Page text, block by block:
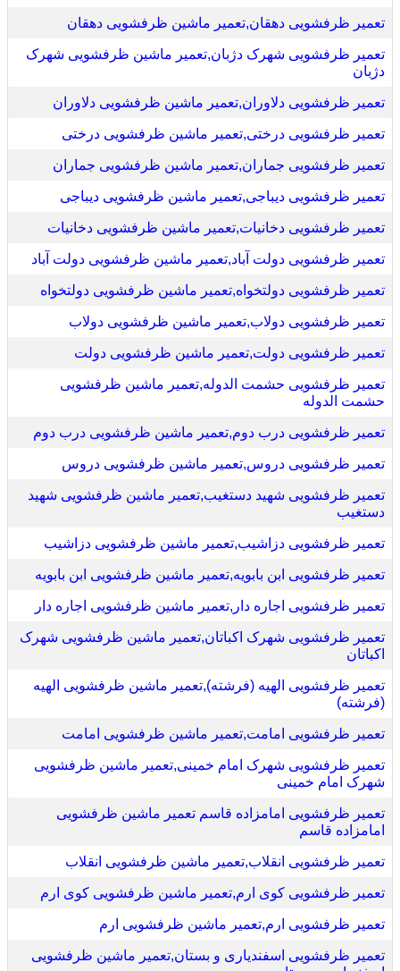
تعمیر ظرفشویی دهقان,تعمیر ماشین ظرفشویی دهقان
تعمیر ظرفشویی شهرک دژبان,تعمیر ماشین ظرفشویی شهرک
دژبان
تعمیر ظرفشویی دلاوران,تعمیر ماشین ظرفشویی دلاوران
تعمیر ظرفشویی درختی,تعمیر ماشین ظرفشویی درختی
تعمیر ظرفشویی جماران,تعمیر ماشین ظرفشویی جماران
تعمیر ظرفشویی دیباجی,تعمیر ماشین ظرفشویی دیباجی
تعمیر ظرفشویی دخانیات,تعمیر ماشین ظرفشویی دخانیات
تعمیر ظرفشویی دولت آباد,تعمیر ماشین ظرفشویی دولت آباد
تعمیر ظرفشویی دولتخواه,تعمیر ماشین ظرفشویی دولتخواه
تعمیر ظرفشویی دولاب,تعمیر ماشین ظرفشویی دولاب
تعمیر ظرفشویی دولت,تعمیر ماشین ظرفشویی دولت
تعمیر ظرفشویی حشمت الدوله,تعمیر ماشین ظرفشویی
حشمت الدوله
تعمیر ظرفشویی درب دوم,تعمیر ماشین ظرفشویی درب دوم
تعمیر ظرفشویی دروس,تعمیر ماشین ظرفشویی دروس
تعمیر ظرفشویی شهید دستغیب,تعمیر ماشین ظرفشویی شهید
دستغیب
تعمیر ظرفشویی دزاشیب,تعمیر ماشین ظرفشویی دزاشیب
تعمیر ظرفشویی ابن بابویه,تعمیر ماشین ظرفشویی ابن بابویه
تعمیر ظرفشویی اجاره دار,تعمیر ماشین ظرفشویی اجاره دار
تعمیر ظرفشویی شهرک اکباتان,تعمیر ماشین ظرفشویی شهرک
اکباتان
تعمیر ظرفشویی الهیه (فرشته),تعمیر ماشین ظرفشویی الهیه
(فرشته)
تعمیر ظرفشویی امامت,تعمیر ماشین ظرفشویی امامت
تعمیر ظرفشویی شهرک امام خمینی,تعمیر ماشین ظرفشویی
شهرک امام خمینی
تعمیر ظرفشویی امامزاده قاسم تعمیر ماشین ظرفشویی
امامزاده قاسم
تعمیر ظرفشویی انقلاب,تعمیر ماشین ظرفشویی انقلاب
تعمیر ظرفشویی کوی ارم,تعمیر ماشین ظرفشویی کوی ارم
تعمیر ظرفشویی ارم,تعمیر ماشین ظرفشویی ارم
تعمیر ظرفشویی اسفندیاری و بستان,تعمیر ماشین ظرفشویی